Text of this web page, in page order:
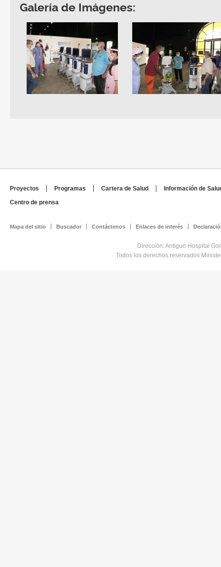
Galería de Imágenes:
Proyectos Programas Cartera de Salud
Información de
Centro de prensa
Mapa del sitio Buscador Contáctenos Enlaces de interés
Dirección: Antiguo Hospital
Todos los derechos reservados